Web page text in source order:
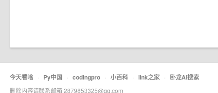
今天看啥 · Py中国 · codingpro · 小百科 · link之家 · 卧龙AI搜索
删除内容请联系邮箱 2879853325@qq.com